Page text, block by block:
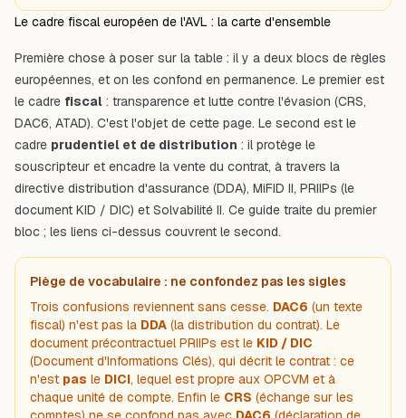
Le cadre fiscal européen de l'AVL : la carte d'ensemble
Première chose à poser sur la table : il y a deux blocs de règles
européennes, et on les confond en permanence. Le premier est
le cadre fiscal : transparence et lutte contre l'évasion (CRS,
DAC6, ATAD). C'est l'objet de cette page. Le second est le
cadre prudentiel et de distribution : il protège le
souscripteur et encadre la vente du contrat, à travers la
directive distribution d'assurance (DDA), MiFID II, PRIIPs (le
document KID / DIC) et Solvabilité II. Ce guide traite du premier
bloc ; les liens ci-dessus couvrent le second.
Piège de vocabulaire : ne confondez pas les sigles
Trois confusions reviennent sans cesse. DAC6 (un texte
fiscal) n'est pas la DDA (la distribution du contrat). Le
document précontractuel PRIIPs est le KID / DIC
(Document d'Informations Clés), qui décrit le contrat : ce
n'est pas le DICI, lequel est propre aux OPCVM et à
chaque unité de compte. Enfin le CRS (échange sur les